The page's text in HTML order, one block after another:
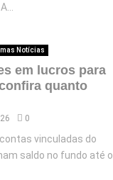
Notícias
em lucros para
quanto
0
vinculadas do
saldo no fundo até o